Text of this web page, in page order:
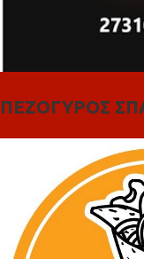
ΠΕΖΟΓΥΡΟΣ